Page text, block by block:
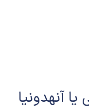
آنهدونیا